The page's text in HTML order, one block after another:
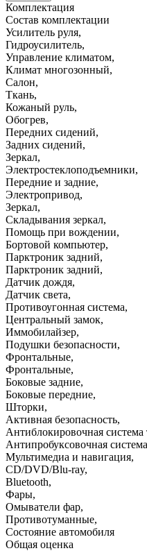
Комплектация
Состав комплектации
Усилитель руля,
Гидроусилитель,
Управление климатом,
Климат многозонный,
Салон,
Ткань,
Кожаный руль,
Обогрев,
Передних сидений,
Задних сидений,
Зеркал,
Электростеклоподъемники,
Передние и задние,
Электропривод,
Зеркал,
Складывания зеркал,
Помощь при вождении,
Бортовой компьютер,
Парктроник задний,
Парктроник задний,
Датчик дождя,
Датчик света,
Противоугонная система,
Центральный замок,
Иммобилайзер,
Подушки безопасности,
Фронтальные,
Фронтальные,
Боковые задние,
Боковые передние,
Шторки,
Активная безопасность,
Антиблокировочная
Антипробуксовочная
Мультимедиа и навигация,
CD/DVD/Blu-ray,
Bluetooth,
Фары,
Омыватели фар,
Противотуманные,
Состояние автомобиля
Общая оценка